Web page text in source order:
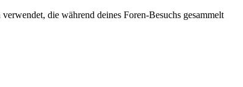
die während deines Foren-Besuchs gesammelt